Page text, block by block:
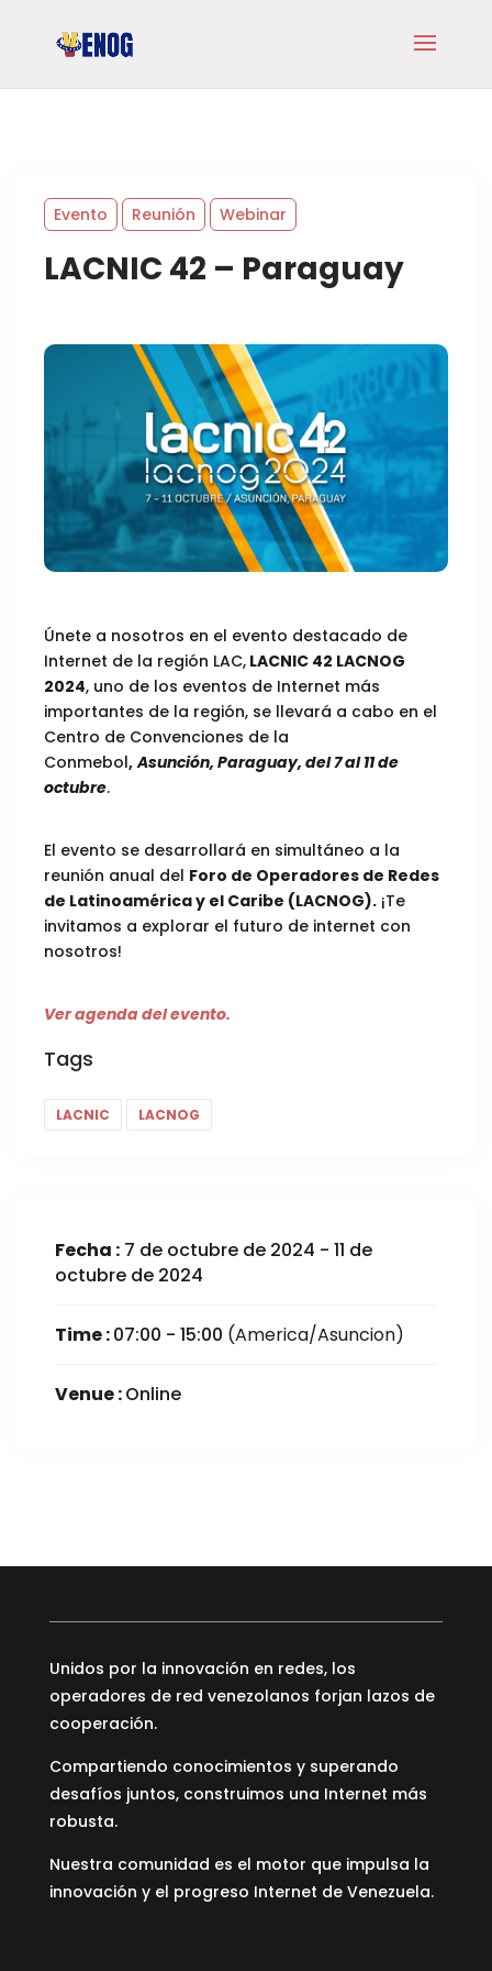
Evento Reunión Webinar
LACNIC 42 – Paraguay
Únete a nosotros en el evento destacado de
Internet de la región LAC, LACNIC 42 LACNOG
2024, uno de los eventos de Internet más
importantes de la región, se llevará a cabo en el
Centro de Convenciones de la
Conmebol, Asunción, Paraguay, del 7 al 11 de
octubre.
El evento se desarrollará en simultáneo a la
reunión anual del Foro de Operadores de Redes
de Latinoamérica y el Caribe (LACNOG). ¡Te
invitamos a explorar el futuro de internet con
nosotros!
Ver agenda del evento.
Tags
LACNIC LACNOG
Fecha : 7 de octubre de 2024 - 11 de
octubre de 2024
Time :07:00 - 15:00 (America/Asuncion)
Venue :Online
Unidos por la innovación en redes, los
operadores de red venezolanos forjan lazos de
cooperación.
Compartiendo conocimientos y superando
desafíos juntos, construimos una Internet más
robusta.
Nuestra comunidad es el motor que impulsa la
innovación y el progreso Internet de Venezuela.